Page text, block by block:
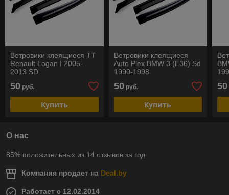
Ветровики клеящиеся TT
Renault Logan I 2005-
2013 SD
50 руб.
Купить
Ветровики клеящиеся
Auto Plex BMW 3 (E36) Sd
1990-1998
50 руб.
Купить
50
О нас
85% положительных из 14 отзывов за год
Компания продает на Deal.by
Работает с 12.02.2014